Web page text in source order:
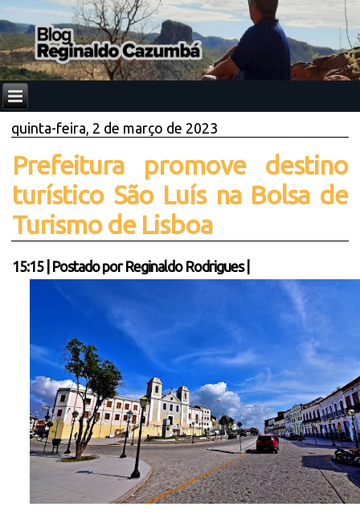
quinta-feira, 2 de março de 2023
Prefeitura promove destino
turístico São Luís na Bolsa de
Turismo de Lisboa
15:15| Postado por Reginaldo Rodrigues